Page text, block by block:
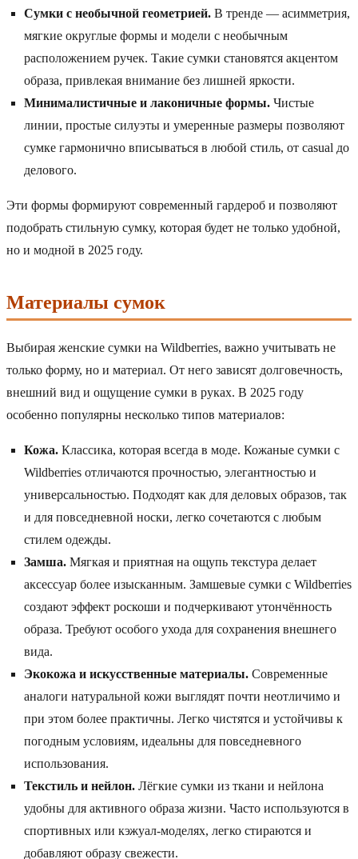
Сумки с необычной геометрией. В тренде — асимметрия,
мягкие округлые формы и модели с необычным
расположением ручек. Такие сумки становятся акцентом
образа, привлекая внимание без лишней яркости.
Минималистичные и лаконичные формы. Чистые
линии, простые силуэты и умеренные размеры позволяют
сумке гармонично вписываться в любой стиль, от casual до
делового.
Эти формы формируют современный гардероб и позволяют
подобрать стильную сумку, которая будет не только удобной,
но и модной в 2025 году.
Материалы сумок
Выбирая женские сумки на Wildberries, важно учитывать не
только форму, но и материал. От него зависят долговечность,
внешний вид и ощущение сумки в руках. В 2025 году
особенно популярны несколько типов материалов:
Кожа. Классика, которая всегда в моде. Кожаные сумки с
Wildberries отличаются прочностью, элегантностью и
универсальностью. Подходят как для деловых образов, так
и для повседневной носки, легко сочетаются с любым
стилем одежды.
Замша. Мягкая и приятная на ощупь текстура делает
аксессуар более изысканным. Замшевые сумки с Wildberries
создают эффект роскоши и подчеркивают утончённость
образа. Требуют особого ухода для сохранения внешнего
вида.
Экокожа и искусственные материалы. Современные
аналоги натуральной кожи выглядят почти неотличимо и
при этом более практичны. Легко чистятся и устойчивы к
погодным условиям, идеальны для повседневного
использования.
Текстиль и нейлон. Лёгкие сумки из ткани и нейлона
удобны для активного образа жизни. Часто используются в
спортивных или кэжуал-моделях, легко стираются и
добавляют образу свежести.